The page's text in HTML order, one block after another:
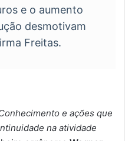
e o aumento
desmotivam
Freitas.
e ações que
na atividade